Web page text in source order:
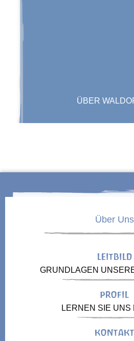
ÜBER
Über Uns
LEITBILD
GRUNDLAGEN
PROFIL
LERNEN SIE UNS
KONTAKT